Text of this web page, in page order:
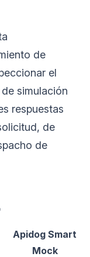
de
el
simulación
respuestas
de
de
Apidog Smart
Mock